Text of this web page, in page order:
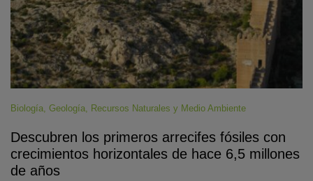
Biología, Geología, Recursos Naturales y Medio Ambiente
Descubren los primeros arrecifes fósiles con
crecimientos horizontales de hace 6,5 millones
de años